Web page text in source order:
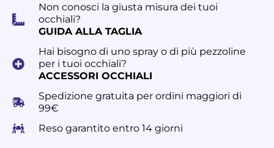
Non conosci la giusta misura dei tuoi
occhiali?
GUIDA ALLA TAGLIA
Hai bisogno di uno spray o di più pezzoline
per i tuoi occhiali?
ACCESSORI OCCHIALI
Spedizione gratuita per ordini maggiori di
99€
Reso garantito entro 14 giorni